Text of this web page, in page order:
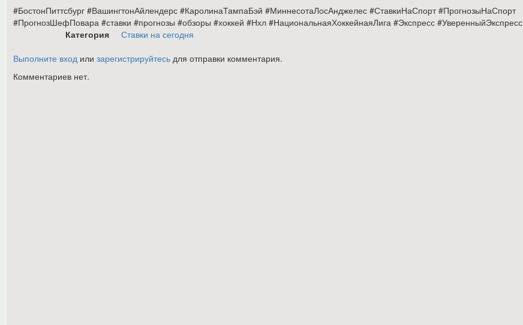
#БостонПиттсбург #ВашингтонАйлендерс #КаролинаТампаБэй #МиннесотаЛосАнджелес #СтавкиНаСпорт #ПрогнозыНаСпорт
#ПрогнозШефПовара #ставки #прогнозы #обзоры #хоккей #Нхл #НациональнаяХоккейнаяЛига #Экспресс #УверенныйЭкспресс
Категория
Ставки на сегодня
Выполните вход или зарегистрируйтесь для отправки комментария.
Комментариев нет.